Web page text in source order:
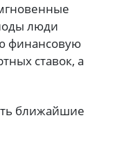
люди
финансовую
ставок, а
ближайшие